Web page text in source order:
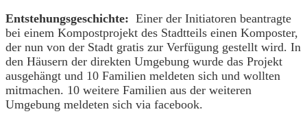
Entstehungsgeschichte: Einer der Initiatoren beantragte
bei einem Kompostprojekt des Stadtteils einen Komposter,
der nun von der Stadt gratis zur Verfügung gestellt wird. In
den Häusern der direkten Umgebung wurde das Projekt
ausgehängt und 10 Familien meldeten sich und wollten
mitmachen. 10 weitere Familien aus der weiteren
Umgebung meldeten sich via facebook.